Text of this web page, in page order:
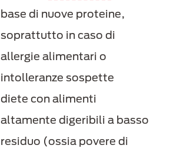
base di nuove proteine,
soprattutto in caso di
allergie alimentari o
intolleranze sospette
diete con alimenti
altamente digeribili a basso
residuo (ossia povere di